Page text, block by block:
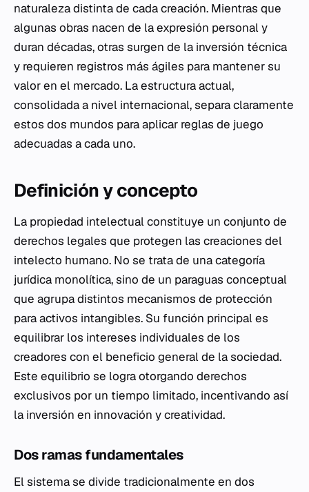
naturaleza distinta de cada creación. Mientras que
algunas obras nacen de la expresión personal y
duran décadas, otras surgen de la inversión técnica
y requieren registros más ágiles para mantener su
valor en el mercado. La estructura actual,
consolidada a nivel internacional, separa claramente
estos dos mundos para aplicar reglas de juego
adecuadas a cada uno.
Definición y concepto
La propiedad intelectual constituye un conjunto de
derechos legales que protegen las creaciones del
intelecto humano. No se trata de una categoría
jurídica monolítica, sino de un paraguas conceptual
que agrupa distintos mecanismos de protección
para activos intangibles. Su función principal es
equilibrar los intereses individuales de los
creadores con el beneficio general de la sociedad.
Este equilibrio se logra otorgando derechos
exclusivos por un tiempo limitado, incentivando así
la inversión en innovación y creatividad.
Dos ramas fundamentales
El sistema se divide tradicionalmente en dos